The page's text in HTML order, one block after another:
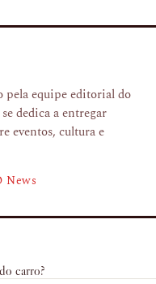
equipe editorial do
dedica a entregar
eventos, cultura e
News
carro?